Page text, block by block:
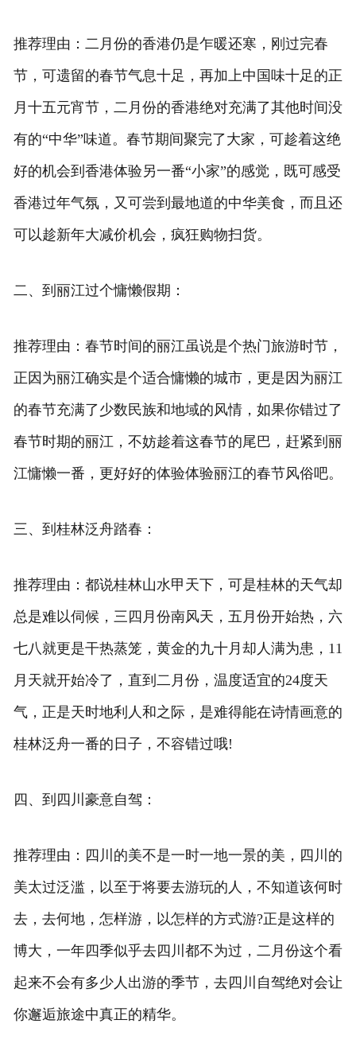
推荐理由：二月份的香港仍是乍暖还寒，刚过完春
节，可遗留的春节气息十足，再加上中国味十足的正
月十五元宵节，二月份的香港绝对充满了其他时间没
有的“中华”味道。春节期间聚完了大家，可趁着这绝
好的机会到香港体验另一番“小家”的感觉，既可感受
香港过年气氛，又可尝到最地道的中华美食，而且还
可以趁新年大减价机会，疯狂购物扫货。
二、到丽江过个慵懒假期：
推荐理由：春节时间的丽江虽说是个热门旅游时节，
正因为丽江确实是个适合慵懒的城市，更是因为丽江
的春节充满了少数民族和地域的风情，如果你错过了
春节时期的丽江，不妨趁着这春节的尾巴，赶紧到丽
江慵懒一番，更好好的体验体验丽江的春节风俗吧。
三、到桂林泛舟踏春：
推荐理由：都说桂林山水甲天下，可是桂林的天气却
总是难以伺候，三四月份南风天，五月份开始热，六
七八就更是干热蒸笼，黄金的九十月却人满为患，11
月天就开始冷了，直到二月份，温度适宜的24度天
气，正是天时地利人和之际，是难得能在诗情画意的
桂林泛舟一番的日子，不容错过哦!
四、到四川豪意自驾：
推荐理由：四川的美不是一时一地一景的美，四川的
美太过泛滥，以至于将要去游玩的人，不知道该何时
去，去何地，怎样游，以怎样的方式游?正是这样的
博大，一年四季似乎去四川都不为过，二月份这个看
起来不会有多少人出游的季节，去四川自驾绝对会让
你邂逅旅途中真正的精华。